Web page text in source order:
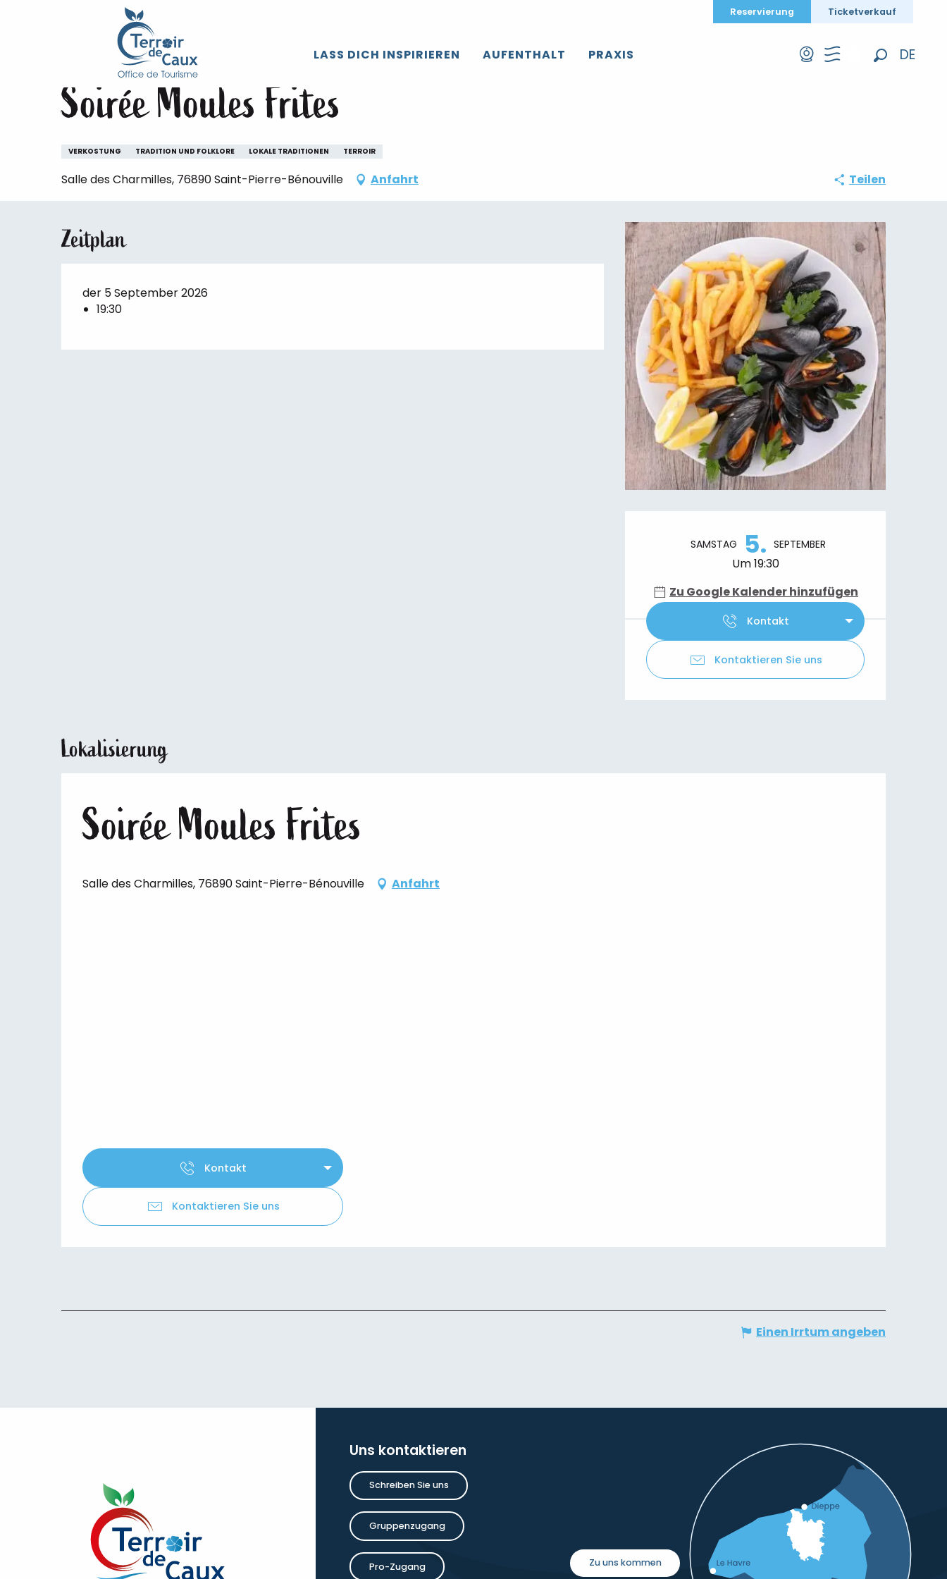
DE
Reservierung Ticketverkauf
LASS DICH INSPIRIEREN AUFENTHALT PRAXIS
Aufenthalt
Samstag 5. september um 19:30
Soirée Moules Frites
VERKOSTUNG TRADITION UND FOLKLORE LOKALE TRADITIONEN TERROIR
Salle des Charmilles, 76890 Saint-Pierre-Bénouville Anfahrt Teilen
Öffnungszeiten & Kontaktdaten
SAMSTAG 5. SEPTEMBER
Um 19:30
Zu Google Kalender hinzufügen
Kontakt
Kontaktieren Sie uns
Zeitplan
der 5 September 2026
19:30
Lokalisierung
Soirée Moules Frites
Salle des Charmilles, 76890 Saint-Pierre-Bénouville Anfahrt
Kontakt
Kontaktieren Sie uns
Einen Irrtum angeben
Uns kontaktieren
Schreiben Sie uns
Gruppenzugang
Pro-Zugang Zu uns kommen